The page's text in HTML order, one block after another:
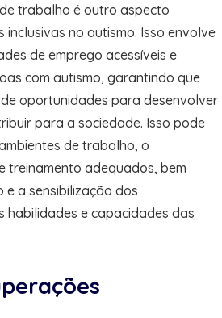
trabalho é outro aspecto
no autismo. Isso envolve
de emprego acessíveis e
com autismo, garantindo que
oportunidades para desenvolver
para a sociedade. Isso pode
de trabalho, o
treinamento adequados, bem
e a sensibilização dos
habilidades e capacidades das